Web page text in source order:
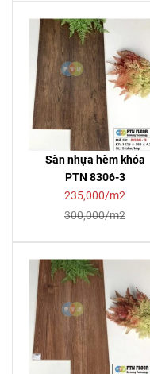
Sàn nhựa hèm khóa
PTN 8306-3
235,000/m2
300,000/m2